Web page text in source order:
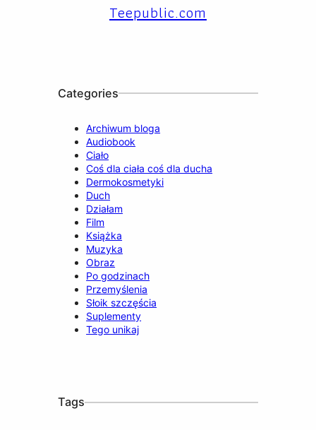
e
b
T
u
t
a
o
Teepublic.com
Categories
Archiwum bloga
Audiobook
Ciało
Coś dla ciała coś dla ducha
Dermokosmetyki
Duch
Działam
Film
Książka
Muzyka
Obraz
Po godzinach
Przemyślenia
Słoik szczęścia
Suplementy
Tego unikaj
Tags